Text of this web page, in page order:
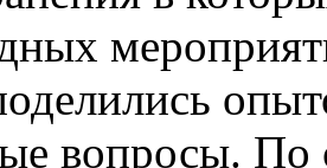
вопросы. По